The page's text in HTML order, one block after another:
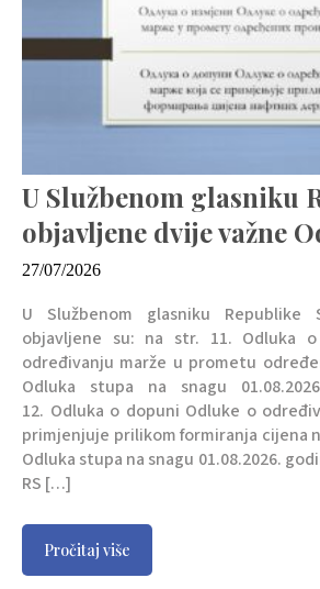
U Službenom glasniku
objavljene dvije važne
27/07/2026
U Službenom glasniku Republike
objavljene su: na str. 11. Odluka
određivanju marže u prometu
Odluka stupa na snagu
12. Odluka o dopuni Odluke o
primjenjuje prilikom formiranja cijena
Odluka stupa na snagu 01.08.2026.
RS […]
Pročitaj više